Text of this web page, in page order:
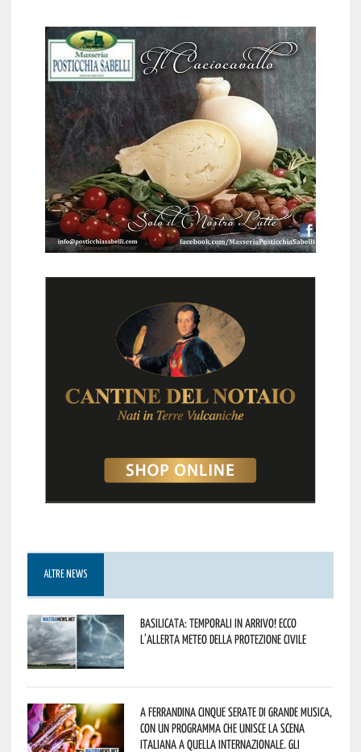
ALTRE NEWS
Basilicata: temporali in arrivo! Ecco
l’allerta meteo della Protezione civile
A Ferrandina cinque serate di grande musica,
con un programma che unisce la scena
italiana a quella internazionale. Gli